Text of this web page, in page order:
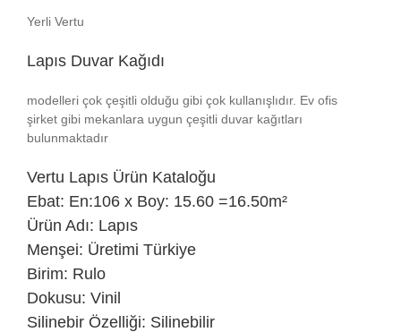
Yerli Vertu
Lapıs Duvar Kağıdı
modelleri çok çeşitli olduğu gibi çok kullanışlıdır. Ev ofis
şirket gibi mekanlara uygun çeşitli duvar kağıtları
bulunmaktadır
Vertu Lapıs Ürün Kataloğu
Ebat: En:106 x Boy: 15.60 =16.50m²
Ürün Adı: Lapıs
Menşei: Üretimi Türkiye
Birim: Rulo
Dokusu: Vinil
Silinebir Özelliği: Silinebilir